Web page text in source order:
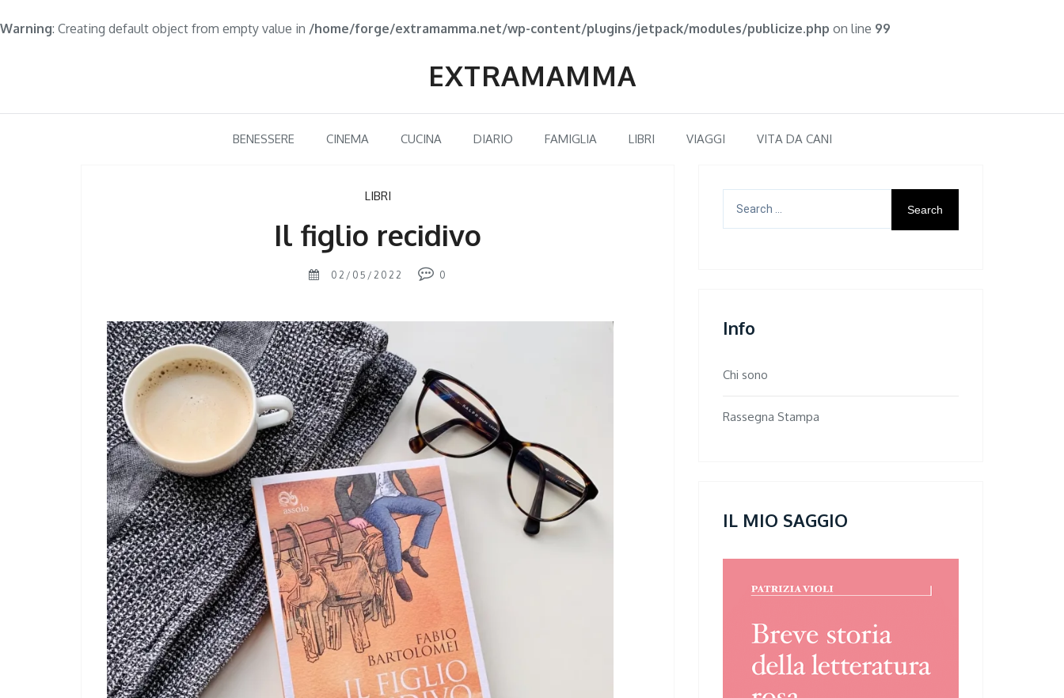
Warning: Creating default object from empty value in /home/forge/extramamma.net/wp-content/plugins/jetpack/modules/publicize.php on line 99
EXTRAMAMMA
BENESSERE CINEMA CUCINA DIARIO FAMIGLIA LIBRI VIAGGI VITA DA CANI
LIBRI
Il figlio recidivo
02/05/2022 0
for:
Info
Chi sono
Rassegna Stampa
IL MIO SAGGIO